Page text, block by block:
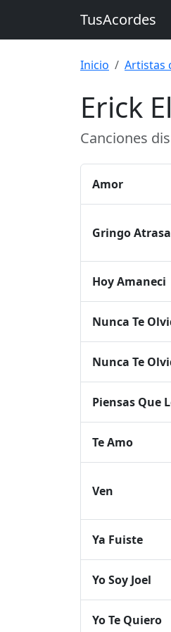
TusAcordes
Inicio Artistas
Erick
Canciones
Amor
Gringo
Hoy Amaneci
Nunca Te
Nunca Te
Piensas Que
Te Amo
Ven
Ya Fuiste
Yo Soy Joel
Yo Te Quiero